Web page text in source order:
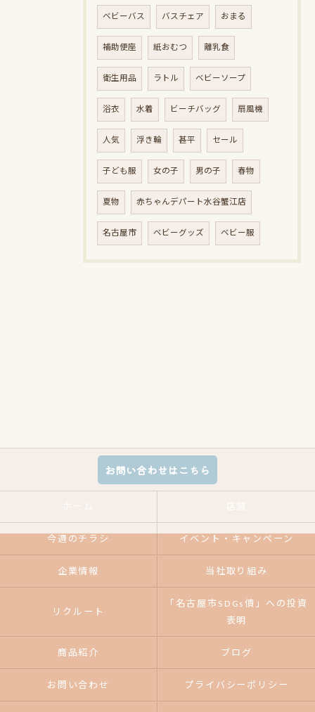
ベビーバス バスチェア おまる
補助便座 紙おむつ 離乳食
衛生用品 ラトル ベビーソープ
浴衣 水着 ビーチバッグ 扇風機
人気 浮き輪 甚平 セール
子ども服 女の子 男の子 春物
夏物 赤ちゃんデパート水谷蟹江店
名古屋市 ベビーグッズ ベビー服
お問い合わせはこちら
今週のチラシ イベント・キャンペーン
企業情報 当社取り組み
リクルート
「名古屋市SDGs債」への投資
表明
商品紹介 ブログ
お問い合わせ プライバシーポリシー